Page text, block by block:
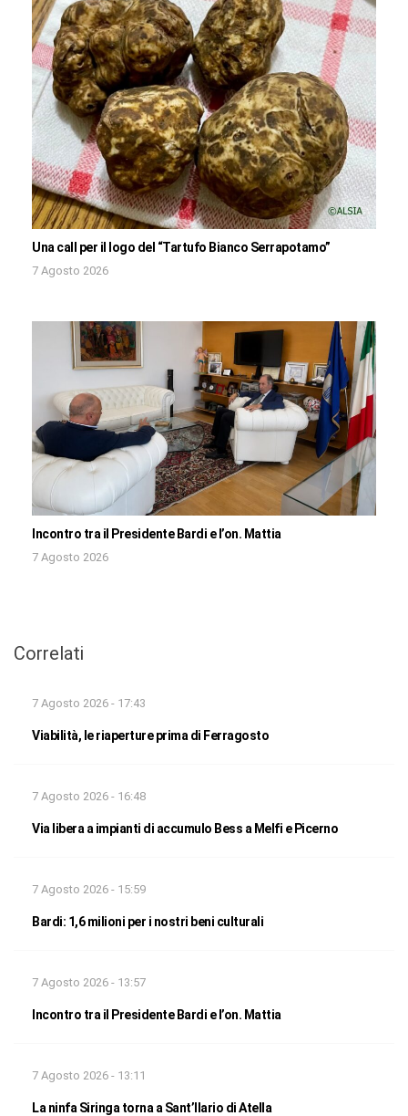
Una call per il logo del “Tartufo Bianco Serrapotamo”
7 Agosto 2026
Incontro tra il Presidente Bardi e l’on. Mattia
7 Agosto 2026
Correlati
7 Agosto 2026 - 17:43
Viabilità, le riaperture prima di Ferragosto
7 Agosto 2026 - 16:48
Via libera a impianti di accumulo Bess a Melfi e Picerno
7 Agosto 2026 - 15:59
Bardi: 1,6 milioni per i nostri beni culturali
7 Agosto 2026 - 13:57
Incontro tra il Presidente Bardi e l’on. Mattia
7 Agosto 2026 - 13:11
La ninfa Siringa torna a Sant’Ilario di Atella